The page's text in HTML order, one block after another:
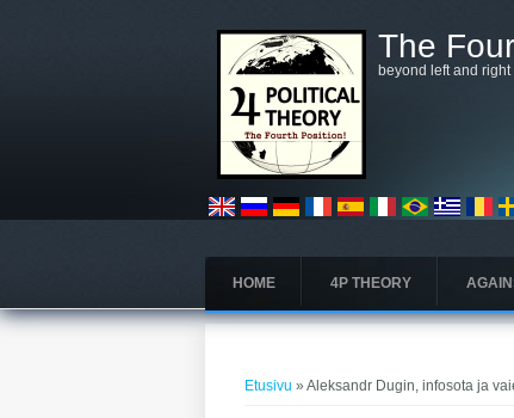
The
beyond left and
HOME 4P THEORY
Etusivu » Aleksandr Dugin, infosota ja